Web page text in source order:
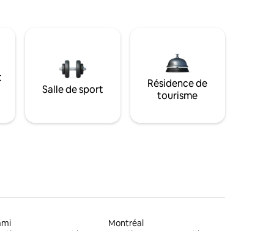
Salle de sport
Résidence de
tourisme
Montréal